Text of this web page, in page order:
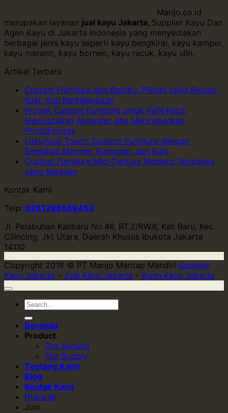
Marijo.co.id
merupakan layanan jual kayu Jakarta, Supplier Kayu Dan
Agen Kayu di Jakarta Indonesia yang menyediakan
berbagai jenis kayu seperti kayu bengkirai, kayu kamper,
kayu meranti, kayu borneo, kayu racuk, kayu ulin.
Artikel Terbaru
Custom Furniture dari Bambu: Pilihan yang Ringan,
Kuat, dan Berkelanjutan
Proyek Custom Furniture untuk Kafe Kecil:
Menciptakan Atmosfer dan Meningkatkan
Produktivitas
Luxurious Touch: Custom Furniture dengan
Sentuhan Marmer, Kuningan, dan Kulit
Custom Furniture Mid-Century Modern: Nostalgia
yang Kekinian
Kontak Kami
Telp: 6281298589453
Jl. Pelabuhan Kalibaru No.46, RT.2/RW.6, Kali Baru, Kec.
Cilincing, Jkt Utara, Daerah Khusus Ibukota Jakarta
14110
Copyright 2018 © PT Marijo Mantap Mandiri Supplier
Kayu Jakarta - Jual Kayu Jakarta - Agen Kayu Jakarta
Beranda
Product
Our Service
Our Supply
Tentang Kami
Blog
Kontak Kami
Hubungi
Join